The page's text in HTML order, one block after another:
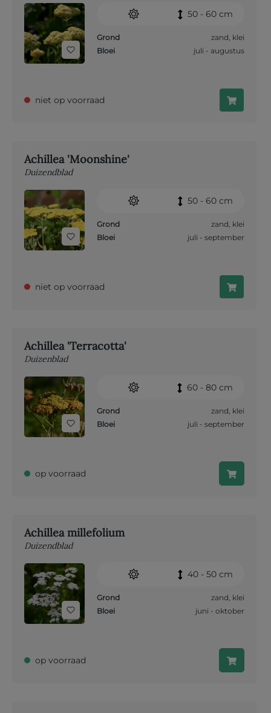
50 - 60 cm
Grond zand, klei
Bloei
juli - augustus
niet op voorraad
Achillea 'Moonshine'
Duizendblad
50 - 60 cm
Grond zand, klei
Bloei
juli - september
niet op voorraad
Achillea 'Terracotta'
Duizenblad
60 - 80 cm
Grond zand, klei
Bloei
juli - september
op voorraad
Achillea millefolium
Duizendblad
40 - 50 cm
Grond zand, klei
Bloei
juni - oktober
op voorraad